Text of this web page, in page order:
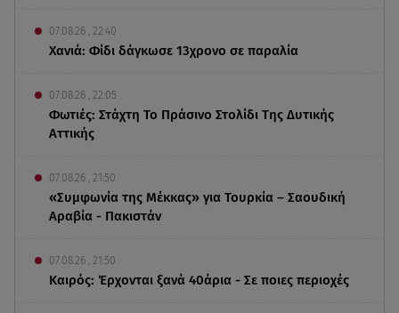
07.08.26 , 22:40
Χανιά: Φίδι δάγκωσε 13χρονο σε παραλία
07.08.26 , 22:05
Φωτιές: Στάχτη Το Πράσινο Στολίδι Της Δυτικής
Αττικής
07.08.26 , 21:50
«Συμφωνία της Μέκκας» για Τουρκία – Σαουδική
Αραβία - Πακιστάν
07.08.26 , 21:50
Καιρός: Έρχονται ξανά 40άρια - Σε ποιες περιοχές